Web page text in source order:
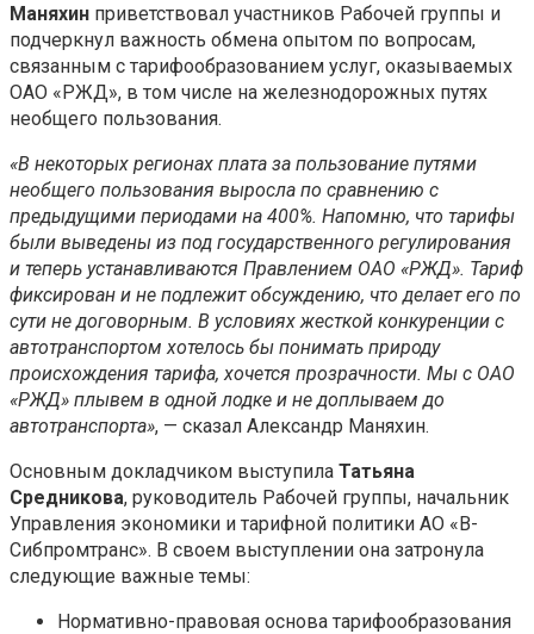
Маняхин приветствовал участников Рабочей группы и
подчеркнул важность обмена опытом по вопросам,
связанным с тарифообразованием услуг, оказываемых
ОАО «РЖД», в том числе на железнодорожных путях
необщего пользования.
«В некоторых регионах плата за пользование путями
необщего пользования выросла по сравнению с
предыдущими периодами на 400%. Напомню, что тарифы
были выведены из под государственного регулирования
и теперь устанавливаются Правлением ОАО «РЖД». Тариф
фиксирован и не подлежит обсуждению, что делает его по
сути не договорным. В условиях жесткой конкуренции с
автотранспортом хотелось бы понимать природу
происхождения тарифа, хочется прозрачности. Мы с ОАО
«РЖД» плывем в одной лодке и не доплываем до
автотранспорта», — сказал Александр Маняхин.
Основным докладчиком выступила Татьяна
Средникова, руководитель Рабочей группы, начальник
Управления экономики и тарифной политики АО «В-
Сибпромтранс». В своем выступлении она затронула
следующие важные темы:
Нормативно-правовая основа тарифообразования